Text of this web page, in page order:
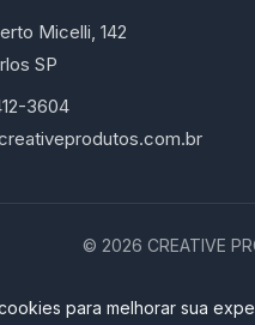
Micelli, 142
SP
3604
© 2026 CREATIVE
para melhorar sua